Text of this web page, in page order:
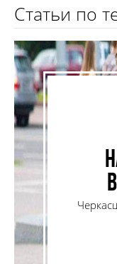
Статьи по